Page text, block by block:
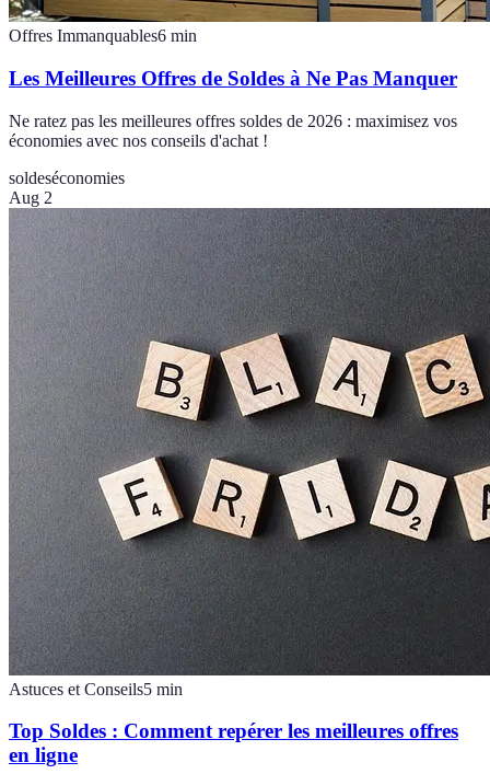
Offres Immanquables6 min
Les Meilleures Offres de Soldes à Ne Pas Manquer
Ne ratez pas les meilleures offres soldes de 2026 : maximisez vos
économies avec nos conseils d'achat !
soldeséconomies
Aug 2
Astuces et Conseils5 min
Top Soldes : Comment repérer les meilleures offres
en ligne